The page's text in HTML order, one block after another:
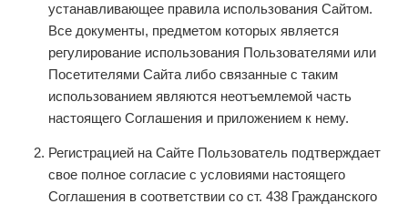
устанавливающее правила использования Сайтом.
Все документы, предметом которых является
регулирование использования Пользователями или
Посетителями Сайта либо связанные с таким
использованием являются неотъемлемой часть
настоящего Соглашения и приложением к нему.
Регистрацией на Сайте Пользователь подтверждает
свое полное согласие с условиями настоящего
Соглашения в соответствии со ст. 438 Гражданского